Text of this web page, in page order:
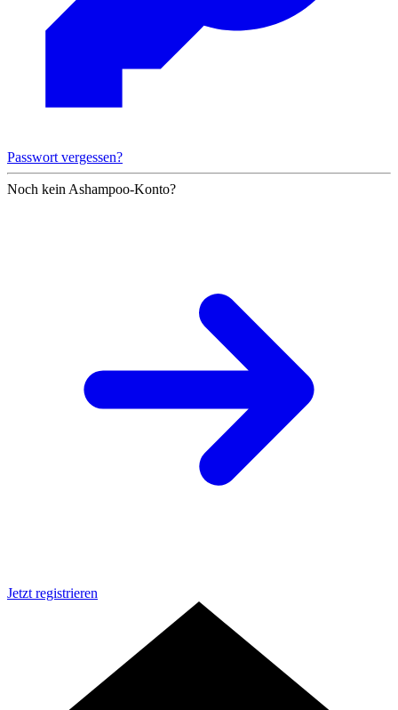
Passwort vergessen?
Noch kein Ashampoo-Konto?
Jetzt registrieren